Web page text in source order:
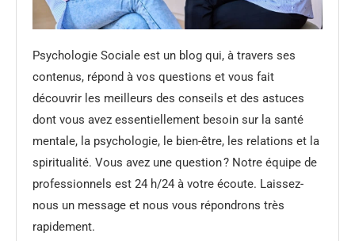
Psychologie Sociale est un blog qui, à travers ses
contenus, répond à vos questions et vous fait
découvrir les meilleurs des conseils et des astuces
dont vous avez essentiellement besoin sur la santé
mentale, la psychologie, le bien-être, les relations et la
spiritualité. Vous avez une question ? Notre équipe de
professionnels est 24 h/24 à votre écoute. Laissez-
nous un message et nous vous répondrons très
rapidement.